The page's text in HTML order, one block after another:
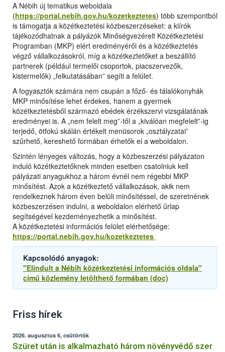
A Nébih új tematikus weboldala
(https://portal.nebih.gov.hu/kozetkeztetes) több szempontból
is támogatja a közétkeztetési közbeszerzéseket: a kiírók
tájékozódhatnak a pályázók Minőségvezérelt Közétkeztetési
Programban (MKP) elért eredményéről és a közétkeztetés
végző vállalkozásokról, míg a közétkeztetőket a beszállító
partnerek (például termelői csoportok, piacszervezők,
kistermelők) „felkutatásában” segíti a felület.
A fogyasztók számára nem csupán a főző- és tálalókonyhák
MKP minősítése lehet érdekes, hanem a gyermek
közétkeztetésből származó ebédek érzékszervi vizsgálatának
eredményei is. A „nem felelt meg”-től a „kiválóan megfelelt”-ig
terjedő, ötfokú skálán értékelt menüsorok „osztályzatai”
szűrhető, kereshető formában érhetők el a weboldalon.
Szintén lényeges változás, hogy a közbeszerzési pályázaton
induló közétkeztetőknek minden esetben csatolniuk kell
pályázati anyagukhoz a három évnél nem régebbi MKP
minősítést. Azok a közétkeztető vállalkozások, akik nem
rendelkeznek három éven belüli minősítéssel, de szeretnének
közbeszerzésen indulni, a weboldalon elérhető űrlap
segítségével kezdeményezhetik a minősítést.
A közétkeztetési információs felület elérhetősége:
https://portal.nebih.gov.hu/kozetkeztetes
Kapcsolódó anyagok:
"Elindult a Nébih közétkeztetési információs oldala"
című közlemény letölthető formában (doc)
Friss hírek
2026. augusztus 6, csütörtök
Szüret után is alkalmazható három növényvédő szer